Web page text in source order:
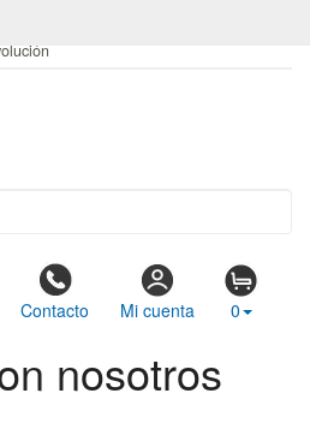
Contacto Mi cuenta 0
nosotros